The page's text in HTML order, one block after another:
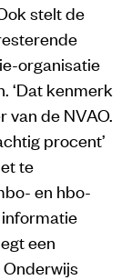
stelt de
organisatie
‘Dat kenmerk
van de NVAO.
procent’
te
en hbo-
een